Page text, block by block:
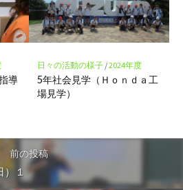
導
日々の活動の様子/2024年度
5年社会見学（Ｈｏｎｄａ工
場見学）
前の投稿
）１